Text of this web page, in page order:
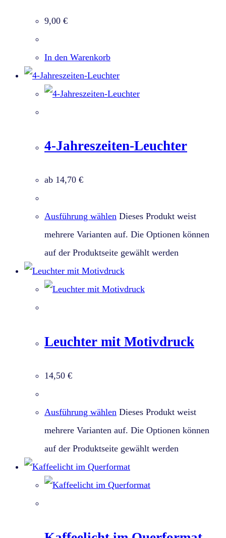
9,00 €
In den Warenkorb
4-Jahreszeiten-Leuchter
ab 14,70 €
Ausführung wählen Dieses Produkt weist
mehrere Varianten auf. Die Optionen können
auf der Produktseite gewählt werden
Leuchter mit Motivdruck
14,50 €
Ausführung wählen Dieses Produkt weist
mehrere Varianten auf. Die Optionen können
auf der Produktseite gewählt werden